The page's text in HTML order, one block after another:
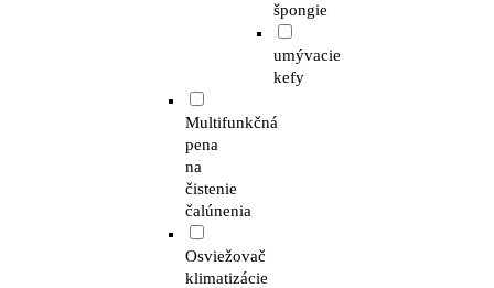
špongie
umývacie
kefy
Multifunkčná
pena
na
čistenie
čalúnenia
Osviežovač
klimatizácie